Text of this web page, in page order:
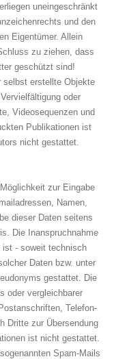
uneingeschränkt
und den
Eigentümer. Allein
zu ziehen, dass
geschützt sind!
selbst erstellte Objekte
oder
Videosequenzen und
Publikationen ist
nicht gestattet.
zur Eingabe
Namen,
dieser Daten seitens
Die Inanspruchnahme
ist - soweit technisch
Daten bzw. unter
gestattet. Die
oder vergleichbarer
Telefon-
Dritte zur Übersendung
ist nicht gestattet.
Spam-Mails